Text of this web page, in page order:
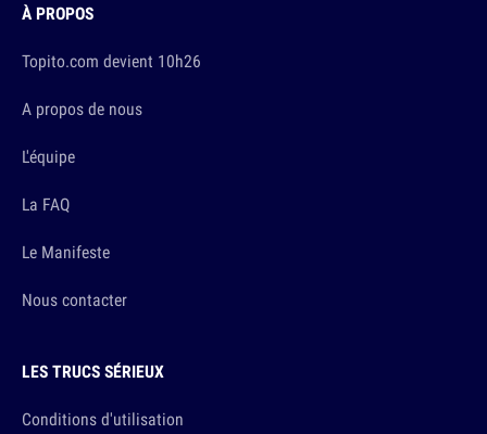
À PROPOS
Topito.com devient 10h26
A propos de nous
L'équipe
La FAQ
Le Manifeste
Nous contacter
LES TRUCS SÉRIEUX
Conditions d'utilisation